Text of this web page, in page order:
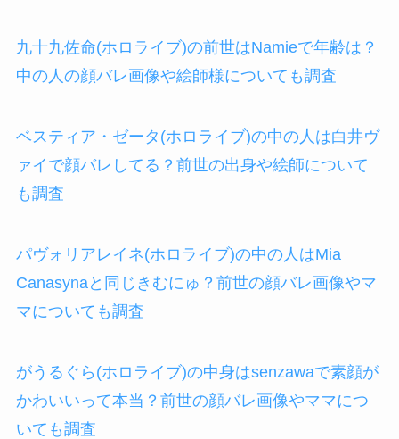
九十九佐命(ホロライブ)の前世はNamieで年齢は？
中の人の顔バレ画像や絵師様についても調査
ベスティア・ゼータ(ホロライブ)の中の人は白井ヴ
ァイで顔バレしてる？前世の出身や絵師について
も調査
パヴォリアレイネ(ホロライブ)の中の人はMia
Canasynaと同じきむにゅ？前世の顔バレ画像やマ
マについても調査
がうるぐら(ホロライブ)の中身はsenzawaで素顔が
かわいいって本当？前世の顔バレ画像やママにつ
いても調査